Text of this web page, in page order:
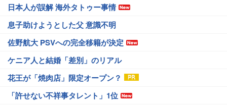
日本人が誤解 海外タトゥー事情
息子助けようとした父 意識不明
佐野航大 PSVへの完全移籍が決定
ケニア人と結婚「差別」のリアル
花王が「焼肉店」限定オープン？
「許せない不祥事タレント」1位